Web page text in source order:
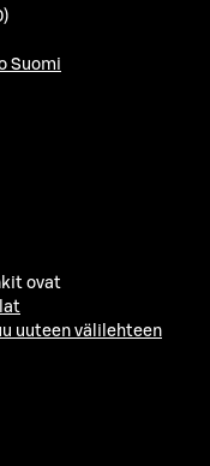
Suomi
ovat
uuteen välilehteen